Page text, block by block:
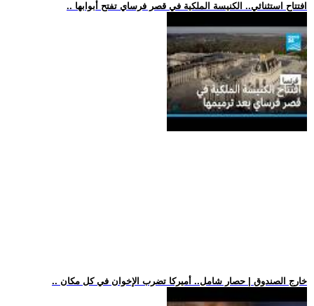
.. افتتاح استثنائي.. الكنيسة الملكية في قصر فرساي تفتح أبوابها
.. خارج الصندوق | حصار شامل.. أميركا تضرب الإخوان في كل مكان